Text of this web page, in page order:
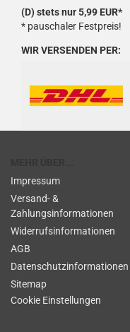
(D) stets nur 5,99 EUR*
* pauschaler Festpreis!
WIR VERSENDEN PER:
Impressum
Versand- &
Zahlungsinformationen
Widerrufsinformationen
AGB
Datenschutzinformationen
Sitemap
Cookie Einstellungen